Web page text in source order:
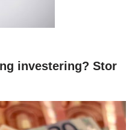
investering? Stor